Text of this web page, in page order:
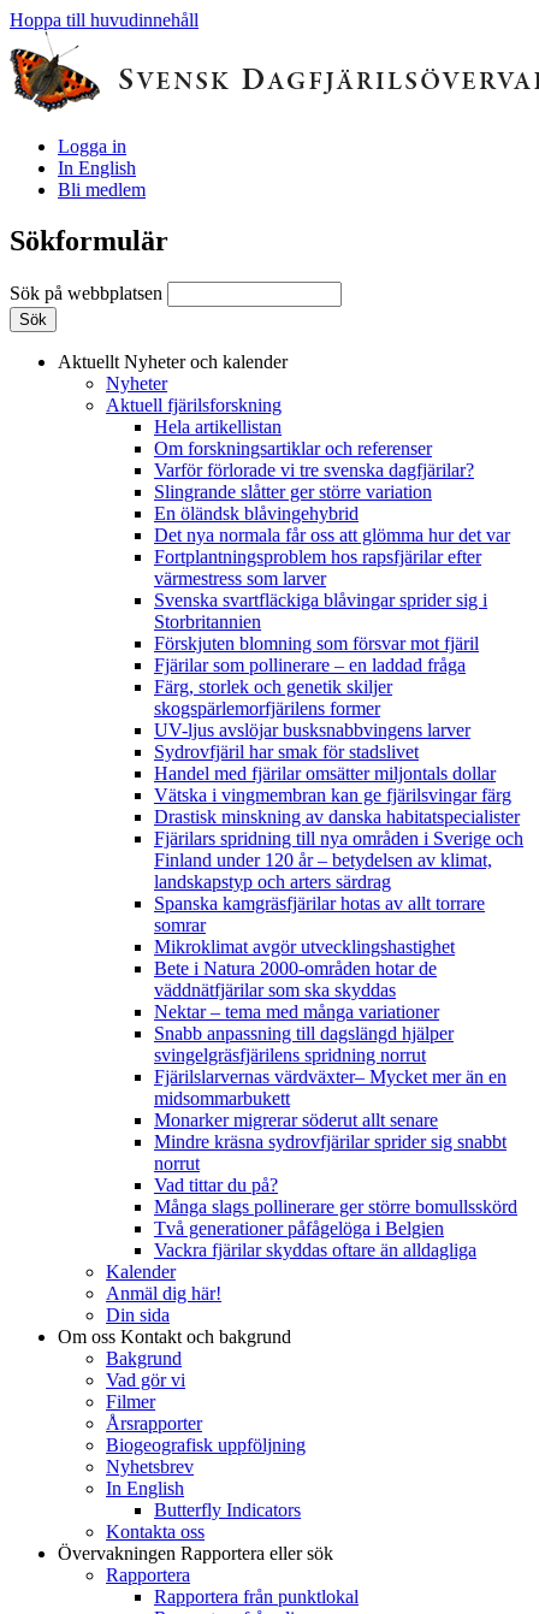
Hoppa till huvudinnehåll
Logga in
In English
Bli medlem
Sökformulär
Sök på webbplatsen
Aktuellt Nyheter och kalender
Nyheter
Aktuell fjärilsforskning
Hela artikellistan
Om forskningsartiklar och referenser
Varför förlorade vi tre svenska dagfjärilar?
Slingrande slåtter ger större variation
En öländsk blåvingehybrid
Det nya normala får oss att glömma hur det var
Fortplantningsproblem hos rapsfjärilar efter
värmestress som larver
Svenska svartfläckiga blåvingar sprider sig i
Storbritannien
Förskjuten blomning som försvar mot fjäril
Fjärilar som pollinerare – en laddad fråga
Färg, storlek och genetik skiljer
skogspärlemorfjärilens former
UV-ljus avslöjar busksnabbvingens larver
Sydrovfjäril har smak för stadslivet
Handel med fjärilar omsätter miljontals dollar
Vätska i vingmembran kan ge fjärilsvingar färg
Drastisk minskning av danska habitatspecialister
Fjärilars spridning till nya områden i Sverige och
Finland under 120 år– betydelsen av klimat,
landskapstyp och arters särdrag
Spanska kamgräsfjärilar hotas av allt torrare
somrar
Mikroklimat avgör utvecklingshastighet
Bete i Natura 2000-områden hotar de
väddnätfjärilar som ska skyddas
Nektar – tema med många variationer
Snabb anpassning till dagslängd hjälper
svingelgräsfjärilens spridning norrut
Fjärilslarvernas värdväxter– Mycket mer än en
midsommarbukett
Monarker migrerar söderut allt senare
Mindre kräsna sydrovfjärilar sprider sig snabbt
norrut
Vad tittar du på?
Många slags pollinerare ger större bomullsskörd
Två generationer påfågelöga i Belgien
Vackra fjärilar skyddas oftare än alldagliga
Kalender
Anmäl dig här!
Din sida
Om oss Kontakt och bakgrund
Bakgrund
Vad gör vi
Filmer
Årsrapporter
Biogeografisk uppföljning
Nyhetsbrev
In English
Butterfly Indicators
Kontakta oss
Övervakningen Rapportera eller sök
Rapportera
Rapportera från punktlokal